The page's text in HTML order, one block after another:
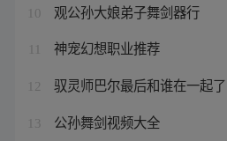
10 观公孙大娘弟子舞剑器行
神宠幻想职业推荐
12 驭灵师巴尔最后和谁在一起了
13 公孙舞剑视频大全